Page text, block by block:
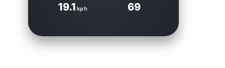
19.1 kph 69